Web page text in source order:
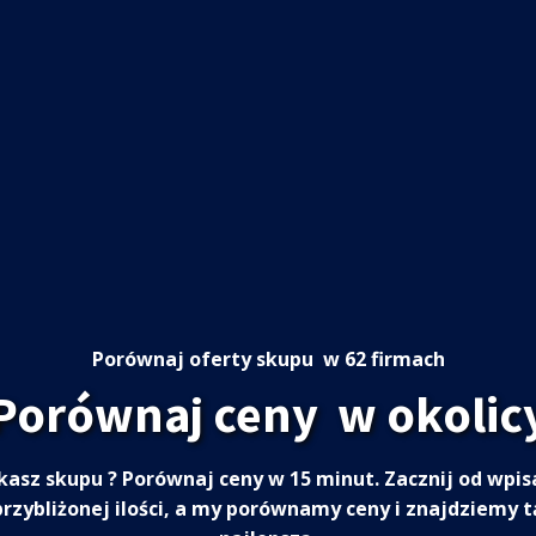
Porównaj oferty skupu w 62 firmach
ceny w
skupu ? Porównaj ceny w 15 minut. Zacznij od
ilości, a my porównamy ceny i znajdziemy